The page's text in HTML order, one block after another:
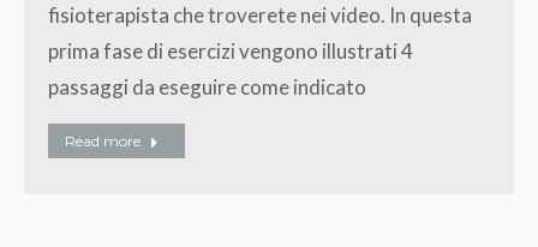
fisioterapista che troverete nei video. In questa
prima fase di esercizi vengono illustrati 4
passaggi da eseguire come indicato
Read more